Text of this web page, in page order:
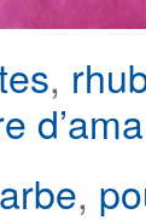
,
,